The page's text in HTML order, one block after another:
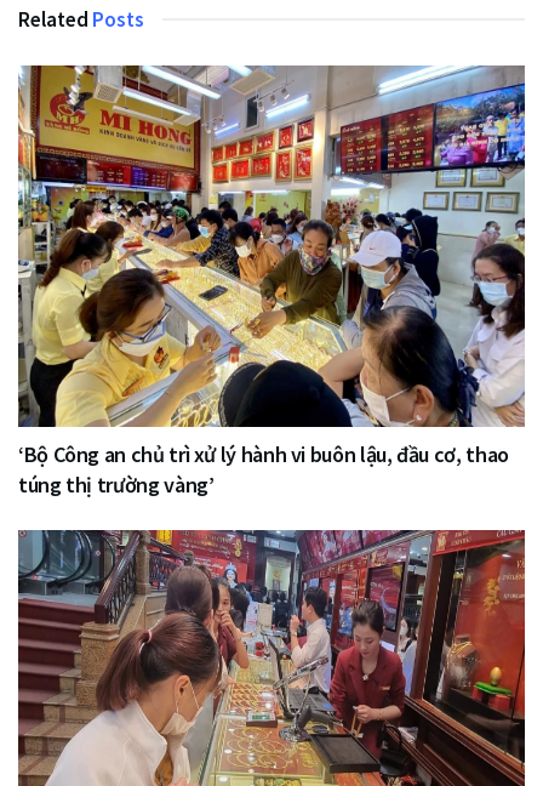
Related Posts
‘Bộ Công an chủ trì xử lý hành vi buôn lậu, đầu cơ, thao
túng thị trường vàng’